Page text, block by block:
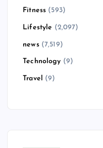
Fitness (593)
Lifestyle (2,097)
news(7,519)
Technology (9)
Travel (9)